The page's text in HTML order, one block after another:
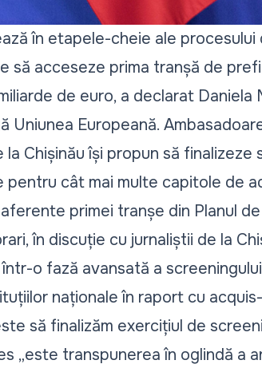
în etapele-cheie ale procesului
să acceseze prima tranșă de
de euro, a declarat Daniela
Uniunea Europeană.
Chișinău își propun să finalizeze
cât mai multe capitole de
primei tranșe din Planul
în discuție cu jurnaliștii de la
o fază avansată a
naționale în raport cu
să finalizăm exercițiul de
„este transpunerea în oglindă a